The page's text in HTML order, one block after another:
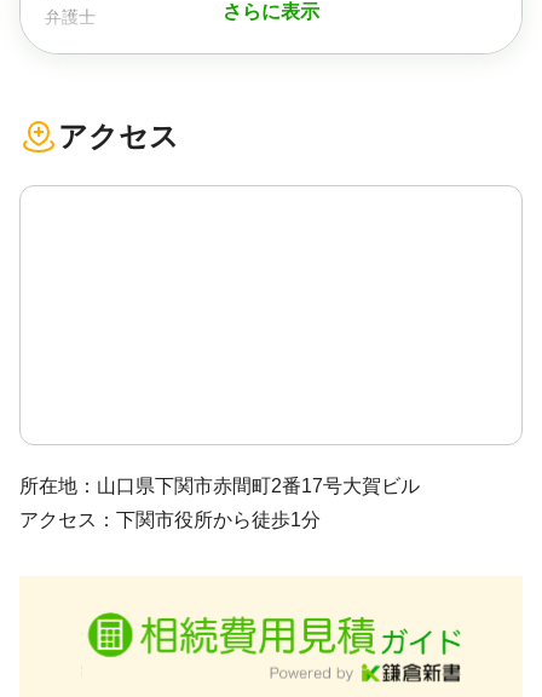
アクセス
所在地：山口県下関市赤間町2番17号大賀ビル
アクセス：下関市役所から徒歩1分
さらに表示
弁護士